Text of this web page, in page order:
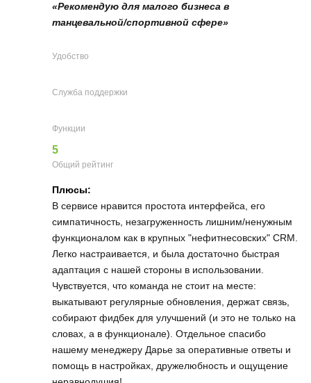
«Рекомендую для малого бизнеса в
танцевальной/спортивной сфере»
Удобство
Служба поддержки
Функции
5
Общий рейтинг
Плюсы:
В сервисе нравится простота интерфейса, его
симпатичность, незагруженность лишним/ненужным
функционалом как в крупных "нефитнесовских" CRM.
Легко настраивается, и была достаточно быстрая
адаптация с нашей стороны в использовании.
Чувствуется, что команда не стоит на месте:
выкатывают регулярные обновления, держат связь,
собирают фидбек для улучшений (и это не только на
словах, а в функционале). Отдельное спасибо
нашему менеджеру Дарье за оперативные ответы и
помощь в настройках, дружелюбность и ощущение